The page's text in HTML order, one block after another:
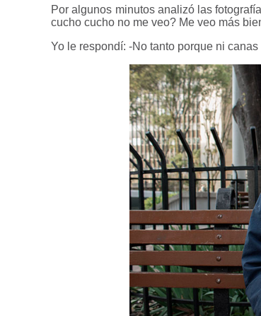
Por algunos minutos analizó las
cucho cucho no me veo? Me veo más
Yo le respondí: -No tanto porque ni canas